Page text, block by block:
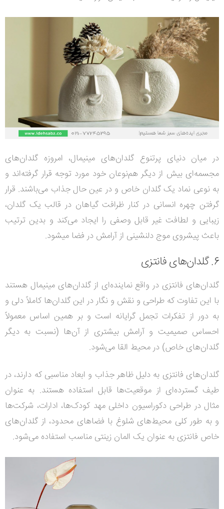
در میان دنیای پرتنوع گلدان‌های مینیمال، امروزه گلدان‌های
مجسمه‌ای بیش از دیگر هم‌نوعان خود مورد توجه قرار گرفته‌اند و
به نوعی نماد یک گلدان خاص و در عین حال جذاب می‌باشند. قرار
گرفتن چهره انسانی در کنار ظرافت گیاهان در قالب یک گلدان،
زیبایی و لطافت غیر قابل وصفی را ایجاد می‌کند و بدین ترتیب
باعث پیشروی موج دلنشینی از آرامش در فضا می‎شود.
6. گلدان‌های فانتزی
گلدان‌های فانتزی در واقع نماینده‌ای از گلدان‌های مینیمال هستند
با این تفاوت که طراحی و نقش و نگار در این گلدان‌ها کاملاً دلی و
به دور از تفکرات تجمل گرایانه است و بر همین اساس معمولاً
احساس صمیمیت و آرامش بیشتری از آن‌ها (نسبت به دیگر
گلدان‌های خاص) در محیط القا می‌شود.
گلدان‌های فانتزی به دلیل ظاهر جذاب و ابعاد مناسبی که دارند، در
طیف گسترده‌ای از موقعیت‌ها قابل استفاده هستند. به عنوان
مثال در طراحی دکوراسیون داخلی مهد کودک‌ها، ادارات، شرکت‌ها
و به طور کلی محیط‌های شلوغ با فضاهای محدود، از گلدان‌های
خاص فانتزی به عنوان یک المان زینتی مناسب استفاده می‌شود.